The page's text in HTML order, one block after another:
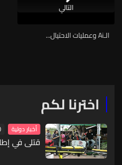
التالي
الـAi وعمليات الاحتيال...
اخترنا لكم
أخبار دولية
قتلى في